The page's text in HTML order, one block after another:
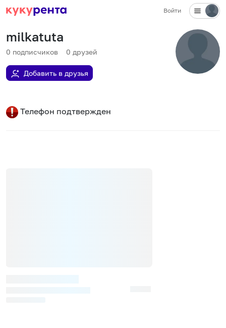
Войти
milkatuta
0 подписчиков 0 друзей
Добавить в друзья
Телефон подтвержден